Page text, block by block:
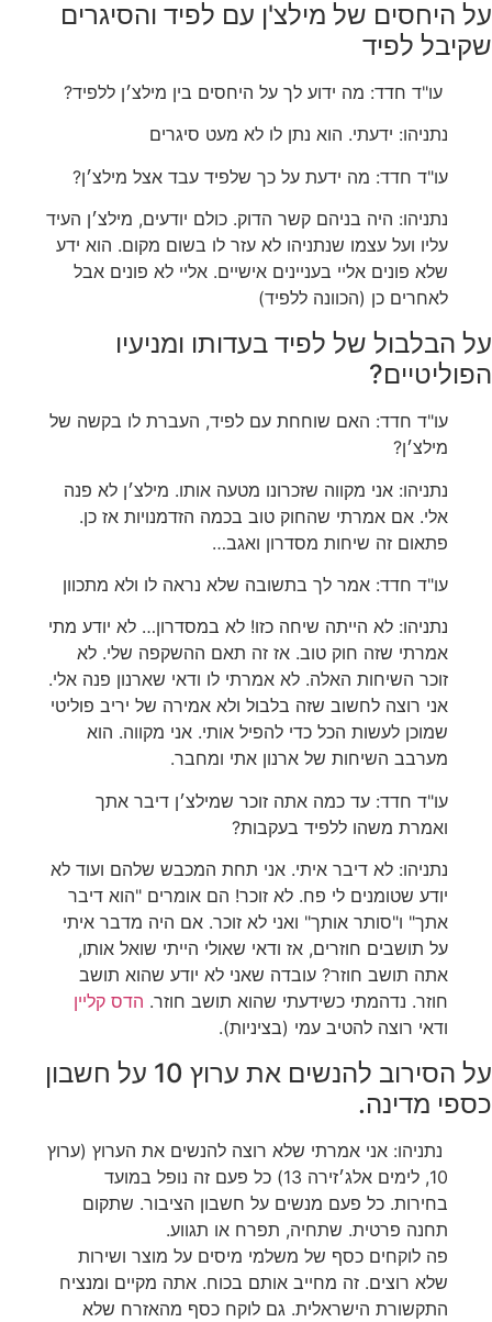
על היחסים של מילצ'ן עם לפיד והסיגרים
שקיבל לפיד
‏ עו"ד חדד: מה ידוע לך על היחסים בין מילצ׳ן ללפיד?
‏נתניהו: ידעתי. הוא נתן לו לא מעט סיגרים
‏עו"ד חדד: מה ידעת על כך שלפיד עבד אצל מילצ׳ן?
‏נתניהו: היה בניהם קשר הדוק. כולם יודעים, מילצ׳ן העיד
עליו ועל עצמו שנתניהו לא עזר לו בשום מקום. הוא ידע
שלא פונים אליי בעניינים אישיים. אליי לא פונים אבל
לאחרים כן (הכוונה ללפיד)
‏על הבלבול של לפיד בעדותו ומניעיו
הפוליטיים?
‏עו"ד חדד: האם שוחחת עם לפיד, העברת לו בקשה של
מילצ׳ן?
‏נתניהו: אני מקווה שזכרונו מטעה אותו. מילצ׳ן לא פנה
אלי. אם אמרתי שהחוק טוב בכמה הזדמנויות אז כן.
פתאום זה שיחות מסדרון ואגב…
‏עו"ד חדד: אמר לך בתשובה שלא נראה לו ולא מתכוון
‏נתניהו: לא הייתה שיחה כזו! לא במסדרון… לא יודע מתי
אמרתי שזה חוק טוב. אז זה תאם ההשקפה שלי. לא
זוכר השיחות האלה. לא אמרתי לו ודאי שארנון פנה אלי.
אני רוצה לחשוב שזה בלבול ולא אמירה של יריב פוליטי
שמוכן לעשות הכל כדי להפיל אותי. אני מקווה. הוא
מערבב השיחות של ארנון אתי ומחבר.
‏עו"ד חדד: עד כמה אתה זוכר שמילצ׳ן דיבר אתך
ואמרת משהו ללפיד בעקבות?
‏נתניהו: לא דיבר איתי. אני תחת המכבש שלהם ועוד לא
יודע שטומנים לי פח. לא זוכר! הם אומרים "הוא דיבר
אתך" ו"סותר אותך" ואני לא זוכר. אם היה מדבר איתי
על תושבים חוזרים, אז ודאי שאולי הייתי שואל אותו,
אתה תושב חוזר? עובדה שאני לא יודע שהוא תושב
חוזר. נדהמתי כשידעתי שהוא תושב חוזר. הדס קליין
ודאי רוצה להטיב עמי (בציניות).
על הסירוב להנשים את ערוץ 10 על חשבון
כספי מדינה.
‏ נתניהו: אני אמרתי שלא רוצה להנשים את הערוץ (ערוץ
10, לימים אלג׳זירה 13) כל פעם זה נופל במועד
בחירות. כל פעם מנשים על חשבון הציבור. שתקום
תחנה פרטית. שתחיה, תפרח או תגווע.
פה לוקחים כסף של משלמי מיסים על מוצר ושירות
שלא רוצים. זה מחייב אותם בכוח. אתה מקיים ומנציח
התקשורת הישראלית. גם לוקח כסף מהאזרח שלא